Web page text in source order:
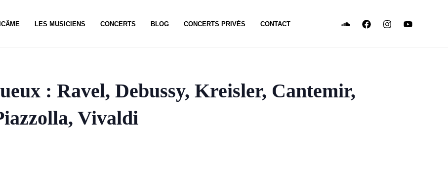
LES MUSICIENS CONCERTS BLOG CONCERTS PRIVÉS CONTACT
: Ravel, Debussy, Kreisler, Cantemir,
Vivaldi